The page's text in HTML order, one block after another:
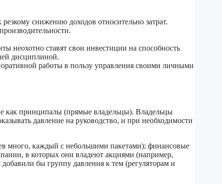
снижению доходов относительно затрат.
неохотно ставят свои инвестиции на способность
дисциплиной.
работы в пользу управления своими личными
как принципалы (прямые владельцы). Владельцы
давление на руководство, и при необходимости
много, каждый с небольшими пакетами); финансовые
в которых они владеют акциями (например,
бы группу давления к тем (регуляторам и